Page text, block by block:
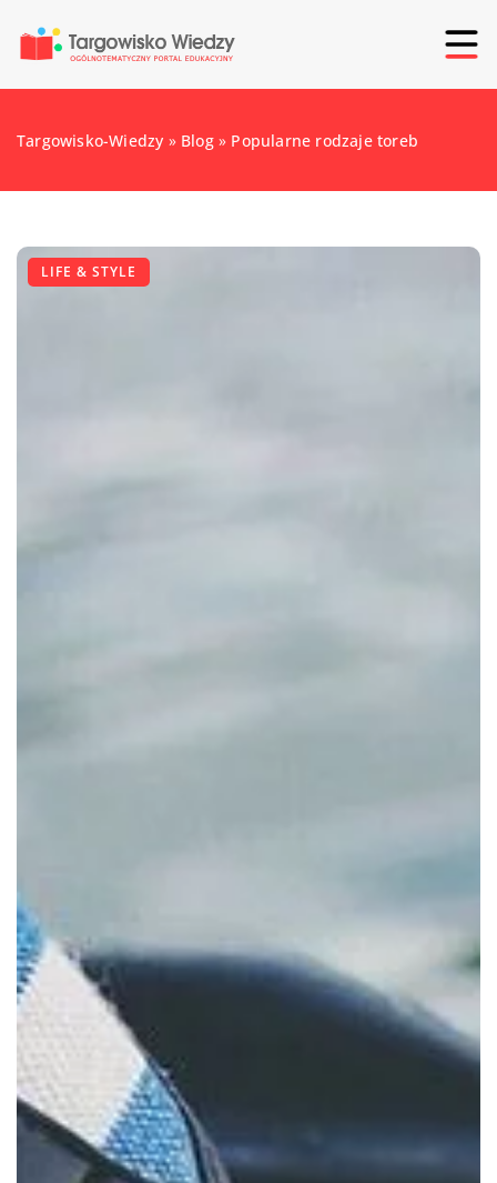
Targowisko-Wiedzy » Blog» Popularne rodzaje toreb
LIFE & STYLE